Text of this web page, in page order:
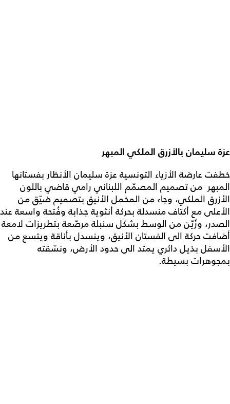
عزة سليمان بالأزرق الملكي المبهر
خطفت عارضة الأزياء التونسية عزة سليمان الأنظار بفستانها
المبهر من تصميم المصمّم اللبناني رامي قاضي باللون
الأزرق الملكي، وجاء من المخمل الأنيق بتصميم ضيّق من
الأعلى مع أكتاف منسدلة بحركة أنثوية جذابة وفُتحة واسعة عند
الصدر، وزُيّن من الوسط بشكل سنبلة مرصّعة بتطريزات لامعة
أضافت حركة الى الفستان الأنيق، وينسدل بأناقة ويتسع من
الأسفل بذيل دائري يمتد الى حدود الأرض، ونسّقته
بمجوهرات بسيطة.